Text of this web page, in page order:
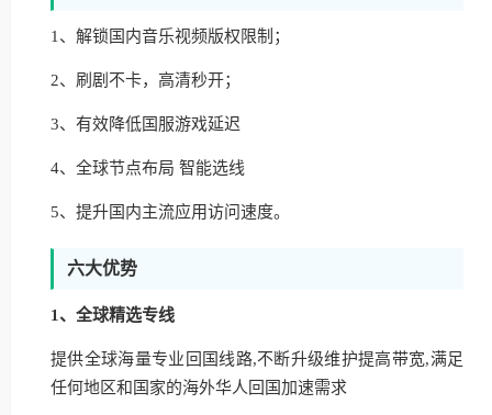
1、解锁国内音乐视频版权限制；
2、刷剧不卡，高清秒开；
3、有效降低国服游戏延迟
4、全球节点布局 智能选线
5、提升国内主流应用访问速度。
六大优势
1、全球精选专线
提供全球海量专业回国线路,不断升级维护提高带宽,满足
任何地区和国家的海外华人回国加速需求